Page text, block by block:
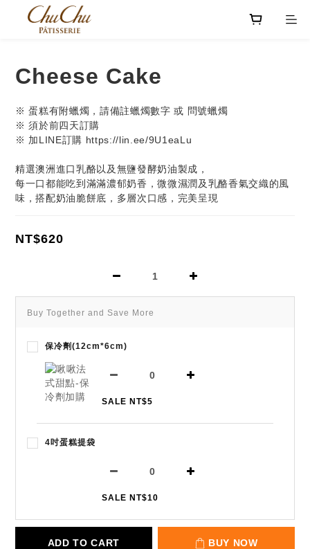
Cheese Cake
※ 蛋糕有附蠟燭，請備註蠟燭數字 或 問號蠟燭
※ 須於前四天訂購
※ 加LINE訂購 https://lin.ee/9U1eaLu
精選澳洲進口乳酪以及無鹽發酵奶油製成，
每一口都能吃到滿滿濃郁奶香，微微濕潤及乳酪香氣交織的風
味，搭配奶油脆餅底，多層次口感，完美呈現
NT$620
Buy Together and Save More
保冷劑(12cm*6cm)
SALE NT$5
4吋蛋糕提袋
SALE NT$10
ADD TO CART BUY NOW